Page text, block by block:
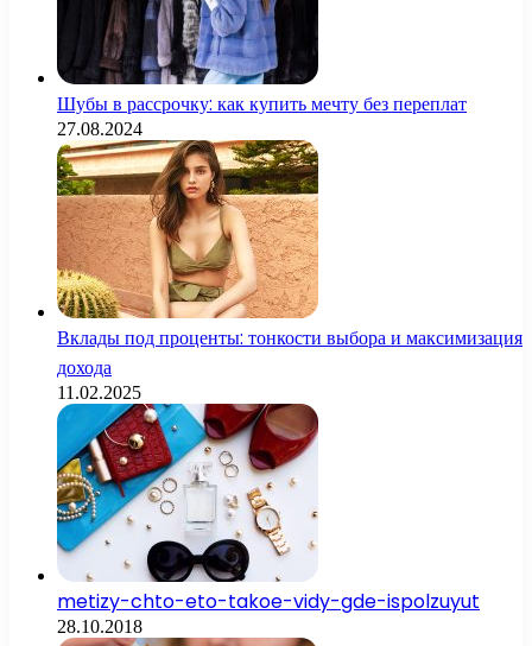
Шубы в рассрочку: как купить мечту без переплат
27.08.2024
Вклады под проценты: тонкости выбора и максимизация
дохода
11.02.2025
metizy-chto-eto-takoe-vidy-gde-ispolzuyut
28.10.2018